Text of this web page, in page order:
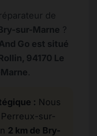
de
sur-Marne ?
Go est situé
94170 Le
.
: Nous
sur-
2 km de Bry-